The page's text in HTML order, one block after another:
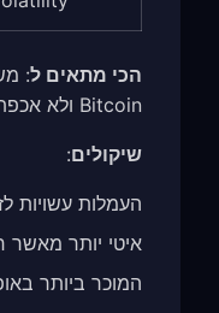
הכי מתאים ל:
Bitcoin ולא אכפת להם מעמלות
שיקולים:
העמלות עשויות
איטי יותר מאשר
המוכר ביותר